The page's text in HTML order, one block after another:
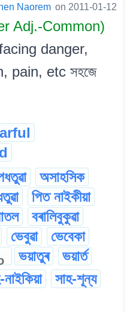
Naorem on 2011-01-12
Adj.-Common)
danger,
pain, etc সহজে
অসাহসিক
পিত নাইকীয়া
বৰালিবুকুৱা
ভেবুৱা
ভেবেকা
ভয়াতুৰ
ভয়াৰ্ত
নাইকিয়া সাহ-শূন্য